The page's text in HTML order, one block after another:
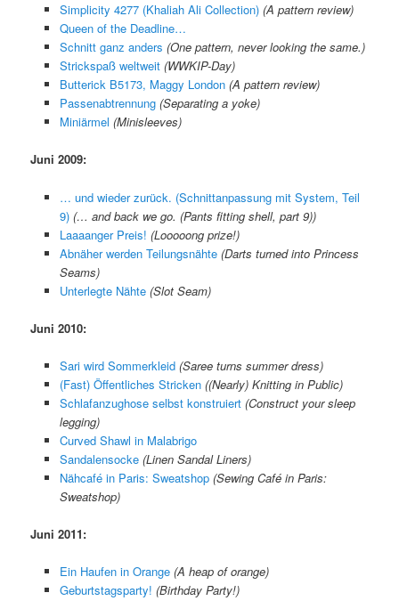
Simplicity 4277 (Khaliah Ali Collection) (A pattern review)
Queen of the Deadline…
Schnitt ganz anders (One pattern, never looking the same.)
Strickspaß weltweit (WWKIP-Day)
Butterick B5173, Maggy London (A pattern review)
Passenabtrennung (Separating a yoke)
Miniärmel (Minisleeves)
Juni 2009:
… und wieder zurück. (Schnittanpassung mit System, Teil
9) (… and back we go. (Pants fitting shell, part 9))
Laaaanger Preis! (Looooong prize!)
Abnäher werden Teilungsnähte (Darts turned into Princess
Seams)
Unterlegte Nähte (Slot Seam)
Juni 2010:
Sari wird Sommerkleid (Saree turns summer dress)
(Fast) Öffentliches Stricken ((Nearly) Knitting in Public)
Schlafanzughose selbst konstruiert (Construct your sleep
legging)
Curved Shawl in Malabrigo
Sandalensocke (Linen Sandal Liners)
Nähcafé in Paris: Sweatshop (Sewing Café in Paris:
Sweatshop)
Juni 2011:
Ein Haufen in Orange (A heap of orange)
Geburtstagsparty! (Birthday Party!)